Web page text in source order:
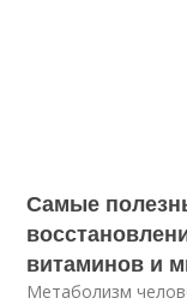
Самые
витаминов и
Метаболизм